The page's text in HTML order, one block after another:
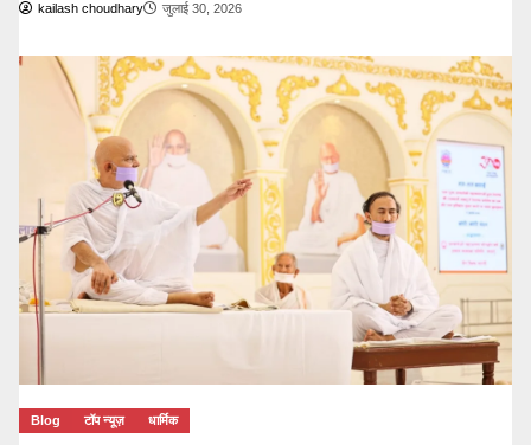
kailash choudhary जुलाई 30, 2026
Blog टॉप न्यूज़ धार्मिक